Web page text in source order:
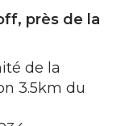
près de la
de la
3.5km du